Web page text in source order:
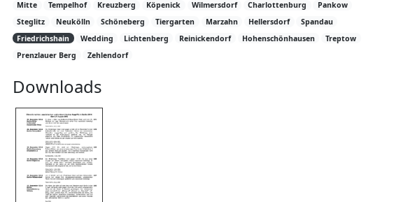
Mitte Tempelhof Kreuzberg Köpenick Wilmersdorf Charlottenburg
Pankow
Steglitz
Neukölln Schöneberg Tiergarten Marzahn Hellersdorf
Spandau
Friedrichshain
Wedding Lichtenberg Reinickendorf Hohenschönhausen
Treptow
Prenzlauer Berg
Zehlendorf
Downloads